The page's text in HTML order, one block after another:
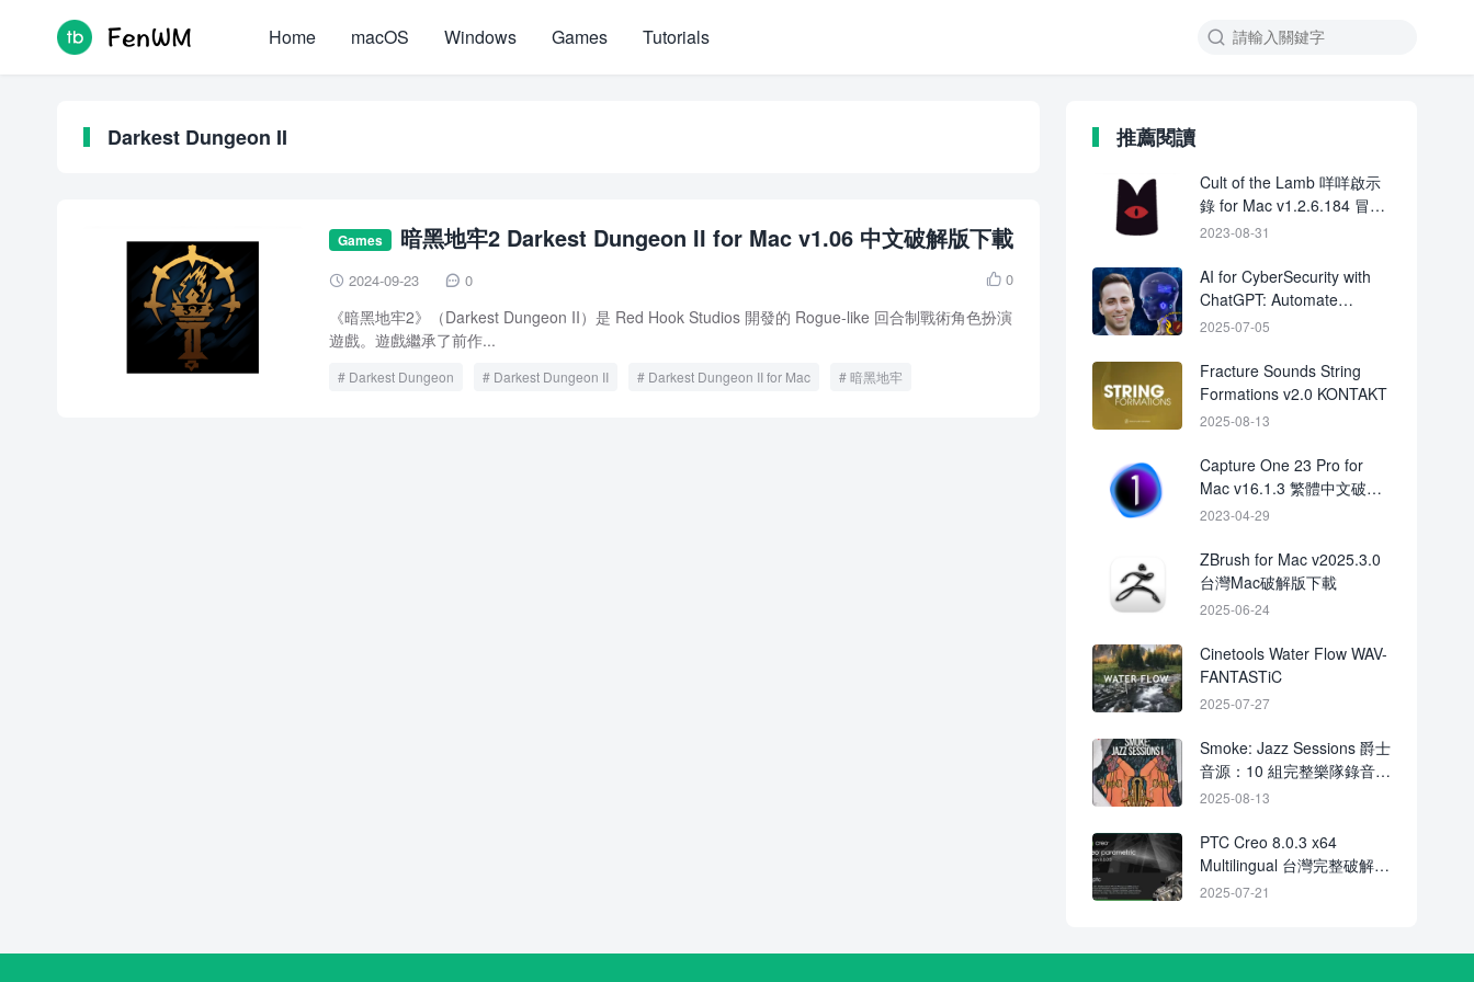

Home macOS Windows Games Tutorials
Darkest Dungeon II
Games 暗黑地牢2 Darkest Dungeon II for Mac v1.06 中文破解版下載
 2024-09-23  0  0
《暗黑地牢2》（Darkest Dungeon II）是 Red Hook Studios 開發的 Rogue-like 回合制戰術角色扮演
遊戲。遊戲繼承了前作...
Darkest Dungeon Darkest Dungeon II Darkest Dungeon II for Mac
暗黑地牢
推薦閱讀
Cult of the Lamb 咩咩啟示
錄 for Mac v1.2.6.184 冒險
類遊戲
2023-08-31
AI for CyberSecurity with
ChatGPT: Automate
Security Defense
2025-07-05
Fracture Sounds String
Formations v2.0 KONTAKT
2025-08-13
Capture One 23 Pro for
Mac v16.1.3 繁體中文破解
版下載 crack
2023-04-29
ZBrush for Mac v2025.3.0
台灣Mac破解版下載
2025-06-24
Cinetools Water Flow WAV-
FANTASTiC
2025-07-27
Smoke: Jazz Sessions 爵士
音源：10 組完整樂隊錄音＋
MIDI 與取樣循環
2025-08-13
PTC Creo 8.0.3 x64
Multilingual 台灣完整破解版
下載
2025-07-21